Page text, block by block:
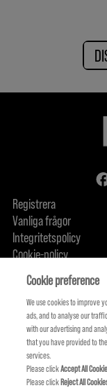
Registrera
Vanliga frågor
Integritetspolicy
Cookie-policy
Om oss
Cookie preference
We use cookies to improve
ads, and to analyse our
with our advertising and
that you have provided to
services.
Please clickAccept All
Please clickReject All